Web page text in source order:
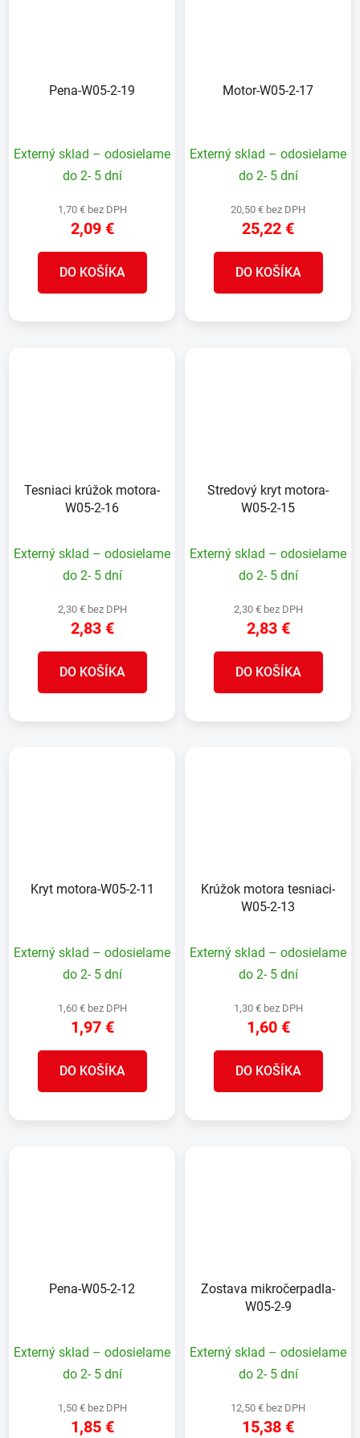
Pena-W05-2-19
Externý sklad – odosielame
do 2- 5 dní
1,70 € bez DPH
2,09 €
DO KOŠÍKA
Motor-W05-2-17
Externý sklad – odosielame
do 2- 5 dní
20,50 € bez DPH
25,22 €
DO KOŠÍKA
Tesniaci krúžok motora-
W05-2-16
Externý sklad – odosielame
do 2- 5 dní
2,30 € bez DPH
2,83 €
DO KOŠÍKA
Stredový kryt motora-
W05-2-15
Externý sklad – odosielame
do 2- 5 dní
2,30 € bez DPH
2,83 €
DO KOŠÍKA
Kryt motora-W05-2-11
Externý sklad – odosielame
do 2- 5 dní
1,60 € bez DPH
1,97 €
DO KOŠÍKA
Krúžok motora tesniaci-
W05-2-13
Externý sklad – odosielame
do 2- 5 dní
1,30 € bez DPH
1,60 €
DO KOŠÍKA
Pena-W05-2-12
Externý sklad – odosielame
do 2- 5 dní
1,50 € bez DPH
1,85 €
Zostava mikročerpadla-
W05-2-9
Externý sklad – odosielame
do 2- 5 dní
12,50 € bez DPH
15,38 €